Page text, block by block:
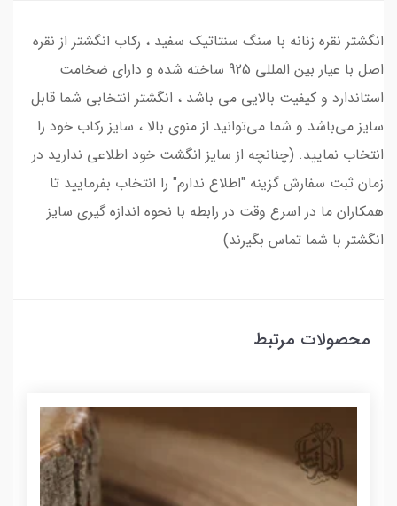
انگشتر نقره زنانه با سنگ سنتاتیک سفید ، رکاب انگشتر از نقره
اصل با عیار بین المللی 925 ساخته شده و دارای ضخامت
استاندارد و کیفیت بالایی می‌ باشد ، انگشتر انتخابی شما قابل
سایز می‌باشد و شما می‌توانید از منوی بالا ، سایز رکاب خود را
انتخاب نمایید. (چنانچه از سایز انگشت خود اطلاعی ندارید در
زمان ثبت سفارش گزینه "اطلاع ندارم" را انتخاب بفرمایید تا
همکاران ما در اسرع وقت در رابطه با نحوه اندازه گیری سایز
انگشتر با شما تماس بگیرند)
محصولات مرتبط